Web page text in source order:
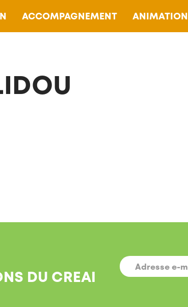
ACCOMPAGNEMENT ANIMATION
DU CREAI
E-
MAIL *